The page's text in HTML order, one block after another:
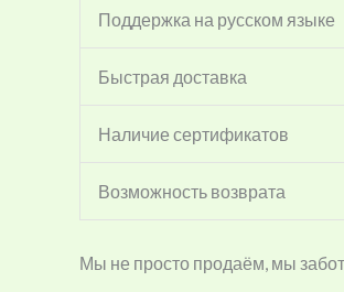
Поддержка на русском языке
Быстрая доставка
Наличие сертификатов
Возможность возврата
Мы не просто продаём, мы